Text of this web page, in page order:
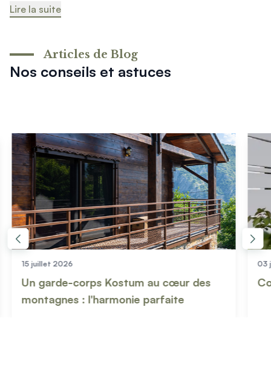
Lire la suite
Nos conseils et astuces
Articles de Blog
15 juillet 2026
Un garde-corps Kostum au cœur des
montagnes : l'harmonie parfaite
03